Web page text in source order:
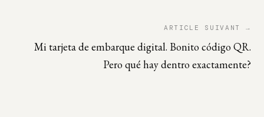
ARTICLE SUIVANT →
Mi tarjeta de embarque digital. Bonito código QR.
Pero qué hay dentro exactamente?